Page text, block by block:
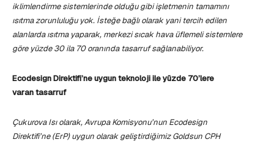
iklimlendirme sistemlerinde olduğu gibi işletmenin tamamını
ısıtma zorunluluğu yok. İsteğe bağlı olarak yani tercih edilen
alanlarda ısıtma yaparak, merkezi sıcak hava üflemeli sistemlere
göre yüzde 30 ila 70 oranında tasarrufsağlanabiliyor.
Ecodesign Direktifi’ne uygun teknolojiileyüzde 70’lere
varan tasarruf
Çukurova Isı olarak,Avrupa Komisyonu’nun Ecodesign
Direktifi’ne (ErP) uygun olarak geliştirdiğimiz Goldsun CPH